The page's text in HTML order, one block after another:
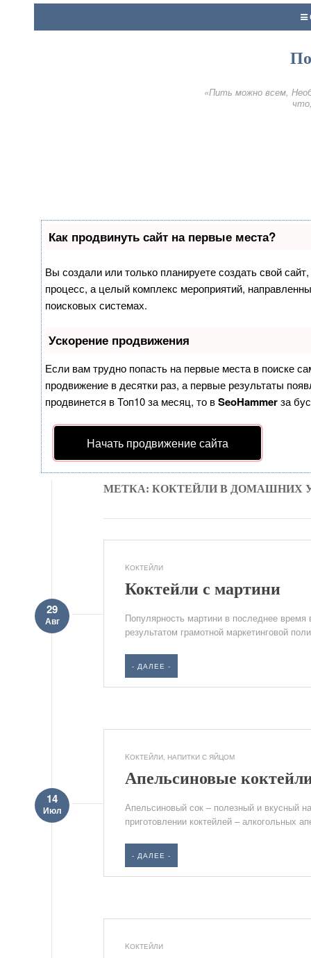
«Пить можно всем,
Как продвинуть сайт на первые места?
Вы создали или только планируете создать свой
процесс, а целый комплекс мероприятий,
поисковых системах.
Ускорение продвижения
Если вам трудно попасть на первые места в поиске
продвижение в десятки раз, а первые результаты
продвинется в Топ10 за месяц, то вSeoHammerза
Начать продвижение сайта
МЕТКА: КОКТЕЙЛИ В ДОМАШНИХ
KОКТЕЙЛИ
Коктейли с мартини
29
Авг
Популярность мартини в последнее
результатом грамотной маркетинговой
- ДАЛЕЕ -
KОКТЕЙЛИ, НАПИТКИ С ЯЙЦОМ
Апельсиновые
14
Июл
Апельсиновый сок – полезный и вкусный
приготовлении коктейлей – алкогольных
- ДАЛЕЕ -
KОКТЕЙЛИ